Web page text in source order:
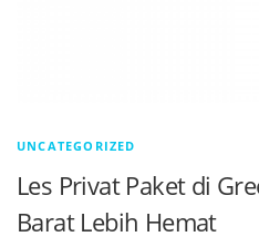
UNCATEGORIZED
Les Privat Paket di
Barat Lebih Hemat